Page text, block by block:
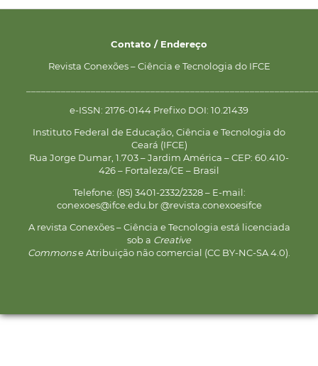
Contato / Endereço
Revista Conexões – Ciência e Tecnologia do IFCE
e-ISSN: 2176-0144 Prefixo DOI: 10.21439
Instituto Federal de Educação, Ciência e Tecnologia do
Ceará (IFCE)
Rua Jorge Dumar, 1.703 – Jardim América – CEP: 60.410-
426 – Fortaleza/CE – Brasil
Telefone: (85) 3401-2332/2328 – E-mail:
conexoes@ifce.edu.br @revista.conexoesifce
A revista Conexões – Ciência e Tecnologia está licenciada
sob a Creative
Commonse Atribuição não comercial (CC BY-NC-SA 4.0).